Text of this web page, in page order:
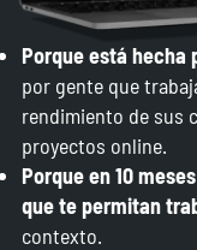
Porque está hecha
por gente que
rendimiento de sus
proyectos online.
Porque en 10
que te permitan
contexto.